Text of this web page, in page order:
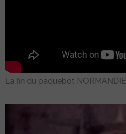
La fin du paquebot NORMANDIE